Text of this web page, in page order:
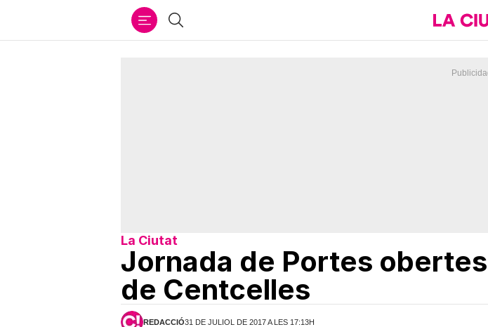
Cercar
La Ciutat
Jornada de Portes
de Centcelles
REDACCIÓ31 DE JULIOL DE 2017 A LES 17:13H